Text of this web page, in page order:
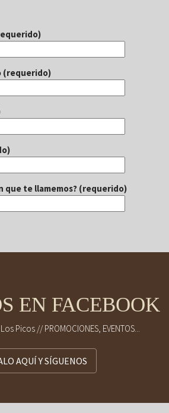
(requerido)
que te llamemos? (requerido)
EN FACEBOOK
Picos // PROMOCIONES, EVENTOS...
AQUÍ Y SÍGUENOS